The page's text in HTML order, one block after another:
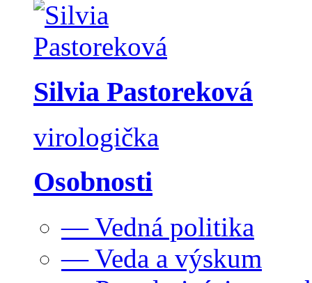
Silvia Pastoreková
virologička
Osobnosti
— Vedná politika
— Veda a výskum